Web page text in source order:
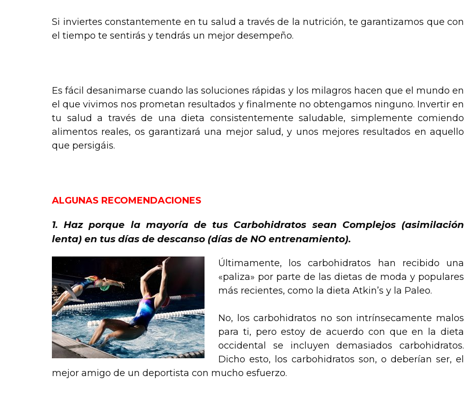
Si inviertes constantemente en tu salud a través de la nutrición, te garantizamos que con
el tiempo te sentirás y tendrás un mejor desempeño.
Es fácil desanimarse cuando las soluciones rápidas y los milagros hacen que el mundo en
el que vivimos nos prometan resultados y finalmente no obtengamos ninguno. Invertir en
tu salud a través de una dieta consistentemente saludable, simplemente comiendo
alimentos reales, os garantizará una mejor salud, y unos mejores resultados en aquello
que persigáis.
ALGUNAS RECOMENDACIONES
1. Haz porque la mayoría de tus Carbohidratos sean Complejos (asimilación
lenta) en tus días de descanso (días de NO entrenamiento).
Últimamente, los carbohidratos han recibido una
«paliza» por parte de las dietas de moda y populares
más recientes, como la dieta Atkin’s y la Paleo.
No, los carbohidratos no son intrínsecamente malos
para ti, pero estoy de acuerdo con que en la dieta
occidental se incluyen demasiados carbohidratos.
Dicho esto, los carbohidratos son, o deberían ser, el
mejor amigo de un deportista con mucho esfuerzo.